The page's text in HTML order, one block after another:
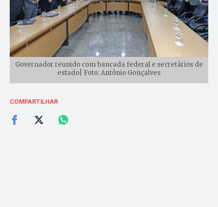
Governador reunido com bancada federal e secretários de
estado| Foto: Antônio Gonçalves
COMPARTILHAR